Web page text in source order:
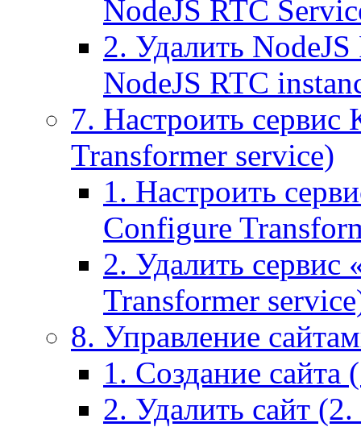
NodeJS RTC
2. Удалить
NodeJS RTC
7. Настроить
Transformer service)
1. Настроить
Configure
2. Удалить сервис
Transformer
8. Управление
1. Создание сайта
2. Удалить сайт